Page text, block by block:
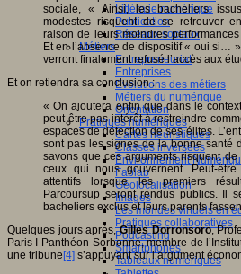
Littératie numérique
Publication
Réseaux sociaux
Métiers
Entrepreneuriat
Entreprises
Evolutions des métiers
Métiers du numérique
Orientation
Pratiques numériques
Cartes heuristiques
Classes inversées
Environnement
Fablab
Géolocalisation
Images
Les mondes virtuels en
Pratiques collaboratives
Podcasting
Smartphones
Tableaux numériques
sociale, « Ainsi, les bacheliers
modestes risquent de se retrouver
raison de leurs moindres
Et en l’absence de dispositif « oui si…
verront finalement refusé l’accès aux
Et on retiendra sa conclusion :
« On ajoutera enfin que dans le
peut-être pas intérêt à restreindre
espaces de détection de ses élites.
sont pas les signes de la bonne santé
savons que ces arguments risquent de
ceux qui nous gouvernent. Peut-
attentifs lorsque les premiers
Parcoursup seront rendus publics. Il
bacheliers exclus et leurs parents
Quelques jours après,Gilles Dorronsoro,
Paris I Panthéon-Sorbonne, membre de
une tribune [4] s’appuyant sur l’argument